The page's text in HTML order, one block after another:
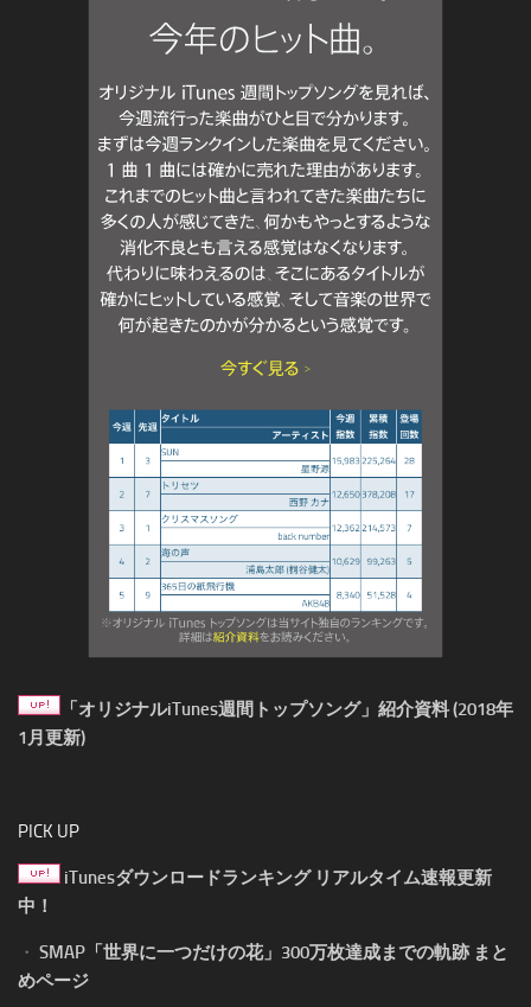
「オリジナルiTunes週間トップソング」紹介資料 (2018年
1月更新)
PICK UP
iTunesダウンロードランキング リアルタイム速報更新
中！
・ SMAP「世界に一つだけの花」300万枚達成までの軌跡 まと
めページ